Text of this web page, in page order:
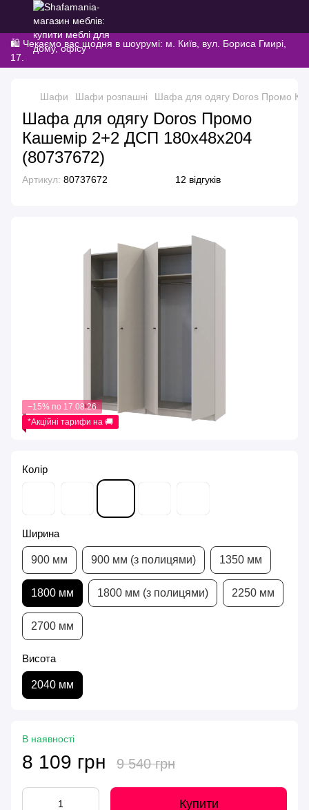
🛍️ Чекаємо вас щодня в шоурумі: м. Київ, вул. Бориса Гмирі,
17.
Шафи Шафи розпашні Шафа для одягу Doros Промо
Шафа для одягу Doros Промо
Кашемір 2+2 ДСП 180х48х204
(80737672)
Артикул: 80737672 12 відгуків
−15% по 17.08.26
*Акційні тарифи на 🚚
Колір
Ширина
900 мм 900 мм (з полицями) 1350 мм
1800 мм 1800 мм (з полицями) 2250 мм
2700 мм
Висота
2040 мм
В наявності
8 109 грн 9 540 грн
Купити